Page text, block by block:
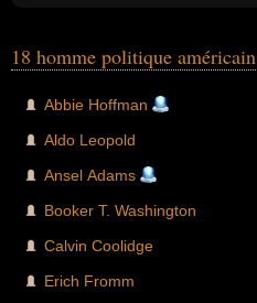
18 homme politique américain
Abbie Hoffman
Aldo Leopold
Ansel Adams
Booker T. Washington
Calvin Coolidge
Erich Fromm